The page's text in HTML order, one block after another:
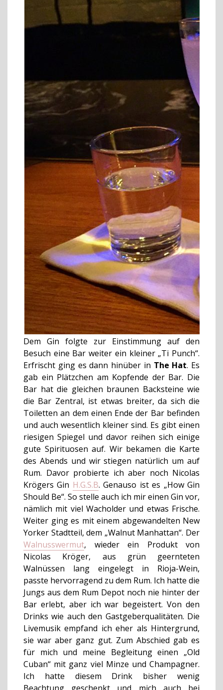
Dem Gin folgte zur Einstimmung auf den
Besuch eine Bar weiter ein kleiner „Ti Punch“.
Erfrischt ging es dann hinüber in The Hat. Es
gab ein Plätzchen am Kopfende der Bar. Die
Bar hat die gleichen braunen Backsteine wie
die Bar Zentral, ist etwas breiter, da sich die
Toiletten an dem einen Ende der Bar befinden
und auch wesentlich kleiner sind. Es gibt einen
riesigen Spiegel und davor reihen sich einige
gute Spirituosen auf. Wir bekamen die Karte
des Abends und wir stiegen natürlich um auf
Rum. Davor probierte ich aber noch Nicolas
Krögers Gin H.G.S.B. Genauso ist es „How Gin
Should Be“. So stelle auch ich mir einen Gin vor,
nämlich mit viel Wacholder und etwas Frische.
Weiter ging es mit einem abgewandelten New
Yorker Stadtteil, dem „Walnut Manhattan“. Der
Walnusswermut, wieder ein Produkt von
Nicolas Kröger, aus grün geernteten
Walnüssen lang eingelegt in Rioja-Wein,
passte hervorragend zu dem Rum. Ich hatte die
Jungs aus dem Rum Depot noch nie hinter der
Bar erlebt, aber ich war begeistert. Von den
Drinks wie auch den Gastgeberqualitäten. Die
Livemusik empfand ich eher als Hintergrund,
sie war aber ganz gut. Zum Abschied gab es
für mich und meine Begleitung einen „Old
Cuban“ mit ganz viel Minze und Champagner.
Ich hatte diesem Drink bisher wenig